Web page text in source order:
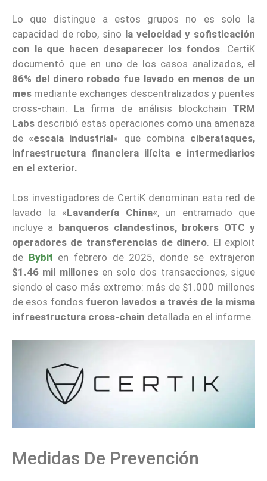
Lo que distingue a estos grupos no es solo la
capacidad de robo, sino la velocidad y sofisticación
con la que hacen desaparecer los fondos . CertiK
documentó que en uno de los casos analizados, el
86% del dinero robado fue lavado en menos de un
mes mediante exchanges descentralizados y puentes
cross-chain. La firma de análisis blockchain TRM
Labs describió estas operaciones como una amenaza
de «escala industrial» que combina ciberataques,
infraestructura financiera ilícita e intermediarios
en el exterior.
Los investigadores de CertiK denominan esta red de
lavado la «Lavandería China«, un entramado que
incluye a banqueros clandestinos, brokers OTC y
operadores de transferencias de dinero. El exploit
de Bybit en febrero de 2025, donde se extrajeron
$1.46 mil millonesen solo dos transacciones, sigue
siendo el caso más extremo: más de $1.000 millones
de esos fondos fueron lavados a través de la misma
infraestructura cross-chain detallada en el informe.
Medidas De Prevención